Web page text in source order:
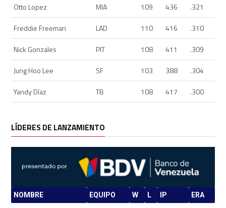
Otto Lopez
MIA 109 436
.321
Freddie Freeman
LAD 110 416
.310
Nick Gonzales
PIT 108 411
.309
Jung Hoo Lee
SF 103 388
.304
Yandy Díaz
TB 108 417 .300
LÍDERES DE LANZAMIENTO
NOMBRE EQUIPO W L IP ERA